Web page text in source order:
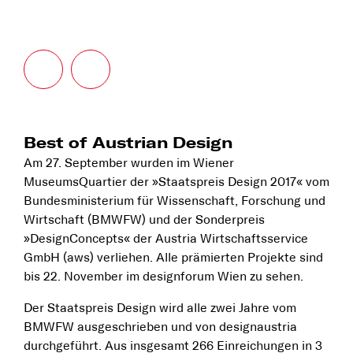
Best of Austrian Design
Am 27. September wurden im Wiener
MuseumsQuartier der »Staatspreis Design 2017« vom
Bundesministerium für Wissenschaft, Forschung und
Wirtschaft (BMWFW) und der Sonderpreis
»DesignConcepts« der Austria Wirtschaftsservice
GmbH (aws) verliehen. Alle prämierten Projekte sind
bis 22. November im designforum Wien zu sehen.
Der Staatspreis Design wird alle zwei Jahre vom
BMWFW ausgeschrieben und von designaustria
durchgeführt. Aus insgesamt 266 Einreichungen in 3